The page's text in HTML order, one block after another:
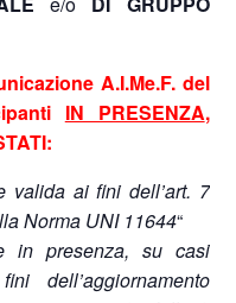
A.I.Me.F. del
IN PRESENZA,
valida ai fini dell’art. 7
Norma UNI 11644“
in presenza, su casi
dell’aggiornamento